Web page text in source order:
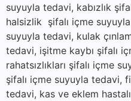
suyuyla tedavi, kabızlık
halsizlik şifalı içme
suyuyla tedavi, kulak
tedavi, işitme kaybı şifalı
rahatsızlıkları şifalı içme
şifalı içme suyuyla tedavi,
tedavi, kas ve eklem